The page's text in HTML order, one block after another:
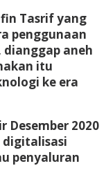
Tasrif yang
penggunaan
dianggap aneh
itu
ke era
Desember 2020
digitalisasi
penyaluran